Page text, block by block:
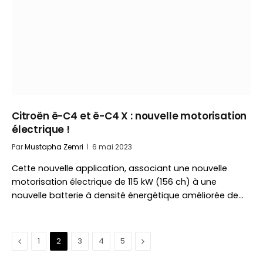
Citroën ë-C4 et ë-C4 X : nouvelle motorisation
électrique !
ParMustapha Zemri 6 mai 2023
Cette nouvelle application, associant une nouvelle
motorisation électrique de 115 kW (156 ch) à une
nouvelle batterie à densité énergétique améliorée de…
Précédent
1 2 3 4 5 Suivant